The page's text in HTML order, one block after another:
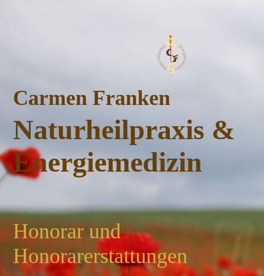
Carmen Franken
Naturheilpraxis &
Energiemedizin
Honorar und
Honorarerstattungen